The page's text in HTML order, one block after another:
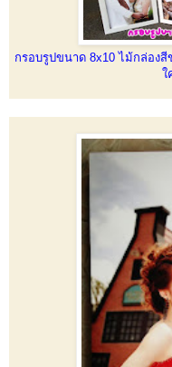
กรอบรูปขนาด 8x10 ไม้กล่อง
ใ